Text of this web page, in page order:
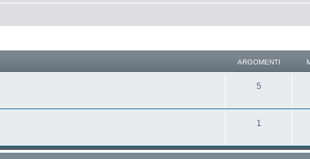
ARGOMENTI
5
1